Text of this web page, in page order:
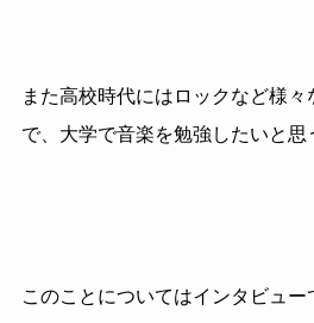
また高校時代にはロックなど様々
で、大学で音楽を勉強したいと思
このことについてはインタビュ